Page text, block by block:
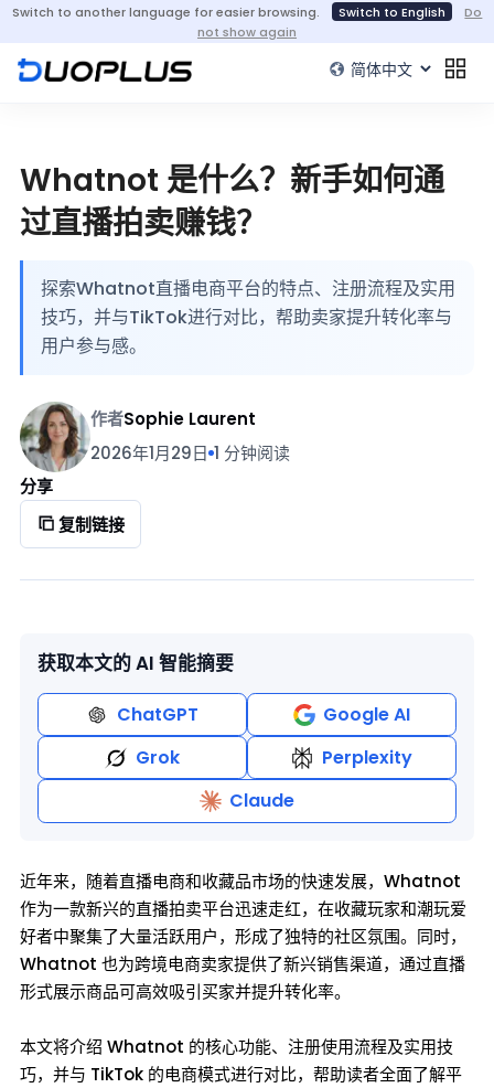
Switch to another language for easier browsing. Switch to English
Do
not show again
Whatnot 是什么？新手如何通
过直播拍卖赚钱？
探索Whatnot直播电商平台的特点、注册流程及实用
技巧，并与TikTok进行对比，帮助卖家提升转化率与
用户参与感。
作者Sophie Laurent
2026年1月29日 1 分钟阅读
分享
复制链接
获取本文的 AI 智能摘要
ChatGPT
Google AI
Grok
Perplexity
Claude
近年来，随着直播电商和收藏品市场的快速发展，Whatnot
作为一款新兴的直播拍卖平台迅速走红，在收藏玩家和潮玩爱
好者中聚集了大量活跃用户，形成了独特的社区氛围。同时，
Whatnot 也为跨境电商卖家提供了新兴销售渠道，通过直播
形式展示商品可高效吸引买家并提升转化率。
本文将介绍 Whatnot 的核心功能、注册使用流程及实用技
巧，并与 TikTok 的电商模式进行对比，帮助读者全面了解平